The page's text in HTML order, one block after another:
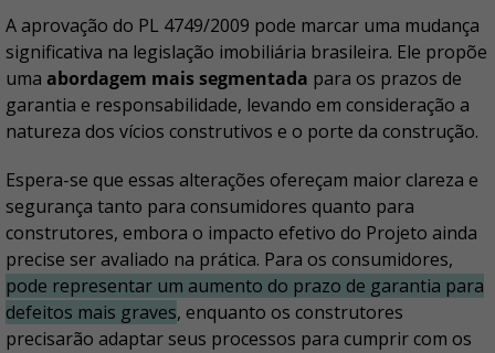
A aprovação do PL 4749/2009 pode marcar uma mudança
significativa na legislação imobiliária brasileira. Ele propõe
uma abordagem mais segmentada para os prazos de
garantia e responsabilidade, levando em consideração a
natureza dos vícios construtivos e o porte da construção.
Espera-se que essas alterações ofereçam maior clareza e
segurança tanto para consumidores quanto para
construtores, embora o impacto efetivo do Projeto ainda
precise ser avaliado na prática. Para os consumidores,
pode representar um aumento do prazo de garantia para
defeitos mais graves, enquanto os construtores
precisarão adaptar seus processos para cumprir com os